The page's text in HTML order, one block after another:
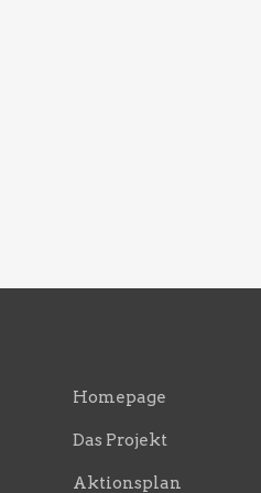
Homepage
Das Projekt
Aktionsplan